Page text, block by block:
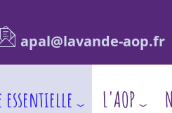
apal@lavande-aop.fr
L'AOP